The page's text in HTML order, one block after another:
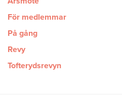
För medlemmar
På gång
Revy
Tofterydsrevyn